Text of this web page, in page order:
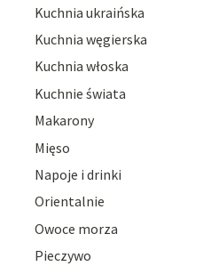
Kuchnia ukraińska
Kuchnia węgierska
Kuchnia włoska
Kuchnie świata
Makarony
Mięso
Napoje i drinki
Orientalnie
Owoce morza
Pieczywo